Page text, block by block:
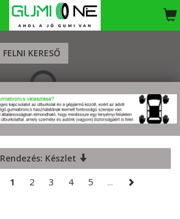
FELNI KERESŐ
KERESÉS
Rendezés: Készlet
1 2 3 4 5 ...